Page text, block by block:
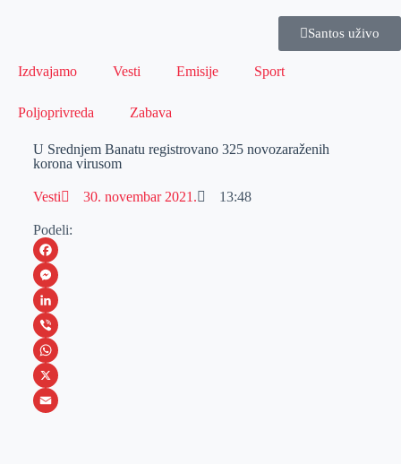
Santos uživo
Izdvajamo Vesti Emisije Sport
Poljoprivreda Zabava
U Srednjem Banatu registrovano 325 novozaraženih
korona virusom
Vesti 30. novembar 2021. 13:48
Podeli:
F
a
c
e
b
o
M
e
s
s
e
L
i
n
k
V
i
b
W
h
X